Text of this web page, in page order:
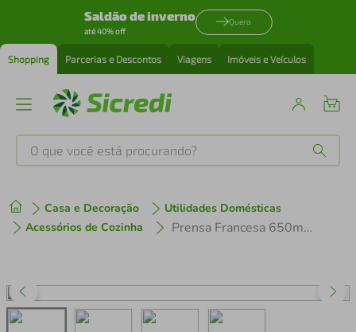
Saldão de inverno
até 40% off
Quero
Shopping Parcerias e Descontos Viagens Imóveis e Veículos
O que você está procurando?
Casa e Decoração
Utilidades Domésticas
Acessórios de Cozinha
Prensa Francesa 650ml 6.3.461 Preta - Unitermi
1º tenis
3º perfume